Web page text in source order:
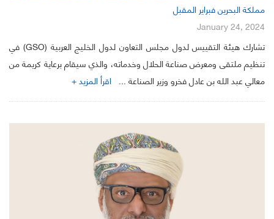
مملكة البحرين فبراير المقبل
January 24, 2024
تشارك هيئة التقييس لدول مجلس التعاون لدول الخليج العربية (GSO) في
تنظيم ملتقى ومعرض صناعة الحلال وخدماته، والذي سيقام برعاية كريمة من
معالي عبد الله بن عادل فخرو وزير الصناعة ... اقرأ المزيد +